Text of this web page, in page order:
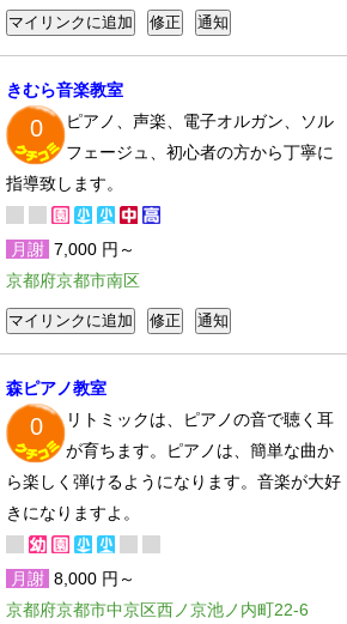
きむら音楽教室
0
ピアノ、声楽、電子オルガン、ソル
フェージュ、初心者の方から丁寧に
指導致します。
月謝 7,000 円～
京都府京都市南区
森ピアノ教室
0
リトミックは、ピアノの音で聴く耳
が育ちます。ピアノは、簡単な曲か
ら楽しく弾けるようになります。音楽が大好
きになりますよ。
月謝 8,000 円～
京都府京都市中京区西ノ京池ノ内町22-6